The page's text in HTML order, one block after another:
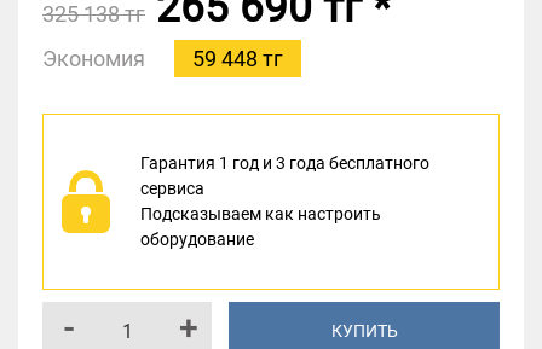
325 138 тг
Экономия 59 448 тг
Гарантия 1 год и 3 года бесплатного
сервиса
Подсказываем как настроить
оборудование
- + КУПИТЬ